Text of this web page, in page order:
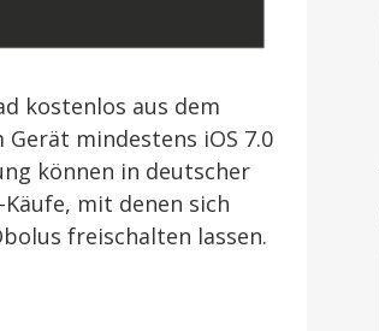
kostenlos aus dem
mindestens iOS 7.0
können in deutscher
mit denen sich
freischalten lassen.